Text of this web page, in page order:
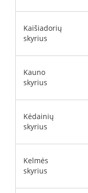
Kaišiadorių
skyrius
Kauno
skyrius
Kėdainių
skyrius
Kelmės
skyrius